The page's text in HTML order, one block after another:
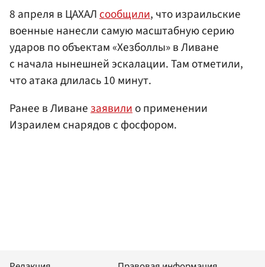
8 апреля в ЦАХАЛсообщили, что израильские
военные нанесли самую масштабную серию
ударов по объектам «Хезболлы» в Ливане
с начала нынешней эскалации. Там отметили,
что атака длилась 10 минут.
Ранее в Ливанезаявилио применении
Израилем снарядов с фосфором.